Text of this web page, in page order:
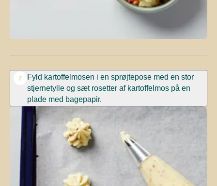
7
Fyld kartoffelmosen i en sprøjtepose med en stor
stjernetylle og sæt rosetter af kartoffelmos på en
plade med bagepapir.